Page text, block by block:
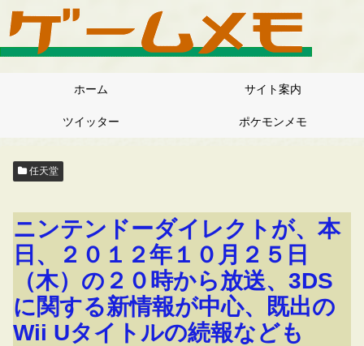
ホーム サイト案内
ツイッター ポケモンメモ
任天堂
ニンテンドーダイレクトが、本
日、２０１２年１０月２５日
（木）の２０時から放送、3DS
に関する新情報が中心、既出の
Wii Uタイトルの続報なども